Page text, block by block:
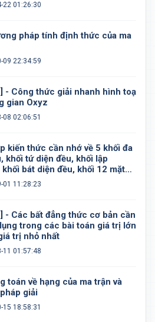
22 01:26:30
pháp tính định thức của ma
09 22:34:59
- Công thức giải nhanh hình toạ
gian Oxyz
08 02:06:51
kiến thức cần nhớ về 5 khối đa
khối tứ diện đều, khối lập
bát diện đều, khối 12 mặt
20 mặt đều
01 11:28:23
- Các bất đẳng thức cơ bản cần
trong các bài toán giá trị lớn
trị nhỏ nhất
11 01:57:48
toán về hạng của ma trận và
giải
15 18:58:31